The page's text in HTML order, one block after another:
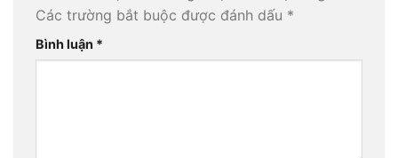
Các trường bắt buộc được đánh dấu *
Bình luận *